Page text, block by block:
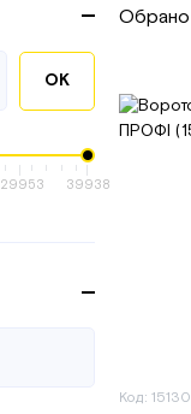
ОК
29953 39938
Обрано
Код: 15130